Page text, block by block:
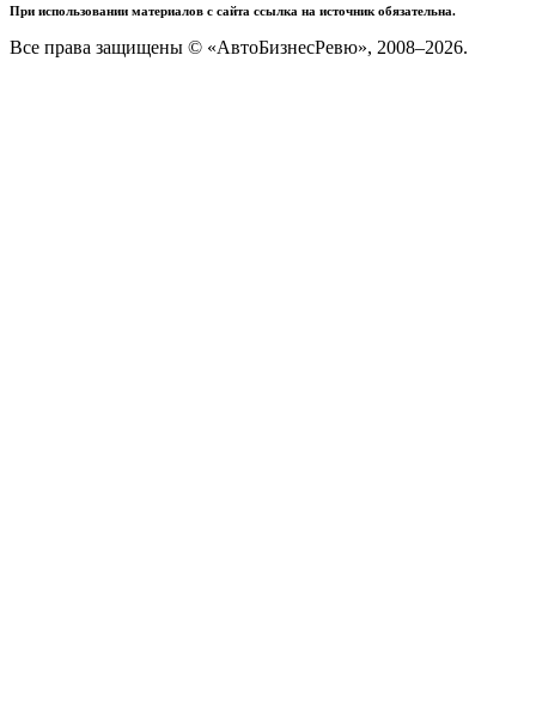
При использовании материалов с сайта ссылка на источник обязательна.
Все права защищены © «АвтоБизнесРевю», 2008–2026.